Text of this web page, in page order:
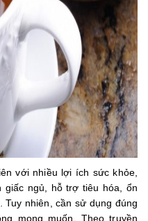
với nhiều lợi ích sức khỏe,
giấc ngủ, hỗ trợ tiêu hóa, ổn
Tuy nhiên, cần sử dụng đúng
mong muốn. Theo truyền